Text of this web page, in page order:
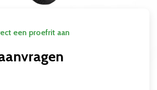
een proefrit aan